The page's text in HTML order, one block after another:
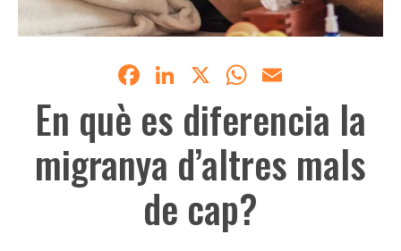
Facebook
LinkedIn
X WhatsApp
En què es diferencia la
migranya d’altres mals
de cap?